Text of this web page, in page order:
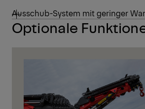
Ausschub-System mit geringer
Optionale